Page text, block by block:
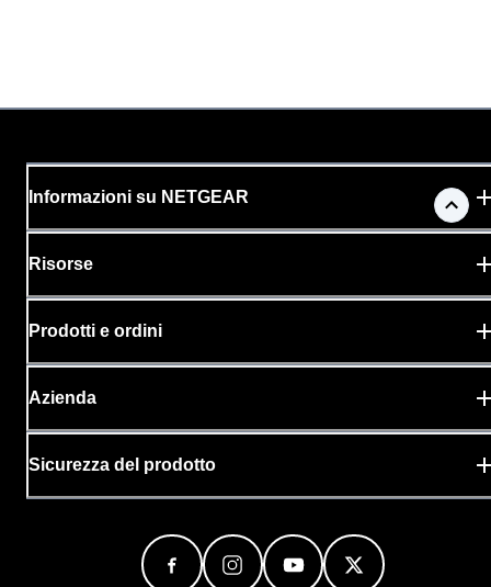
Informazioni su NETGEAR
Risorse
Prodotti e ordini
Azienda
Sicurezza del prodotto